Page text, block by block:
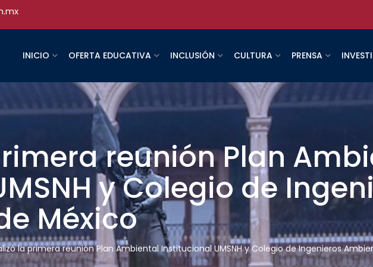
INICIO OFERTA EDUCATIVA INCLUSIÓN CULTURA PRENSA
reunión Plan
y Colegio de
México
la primera reunión Plan Ambiental Institucional UMSNH y Colegio de Ingenieros